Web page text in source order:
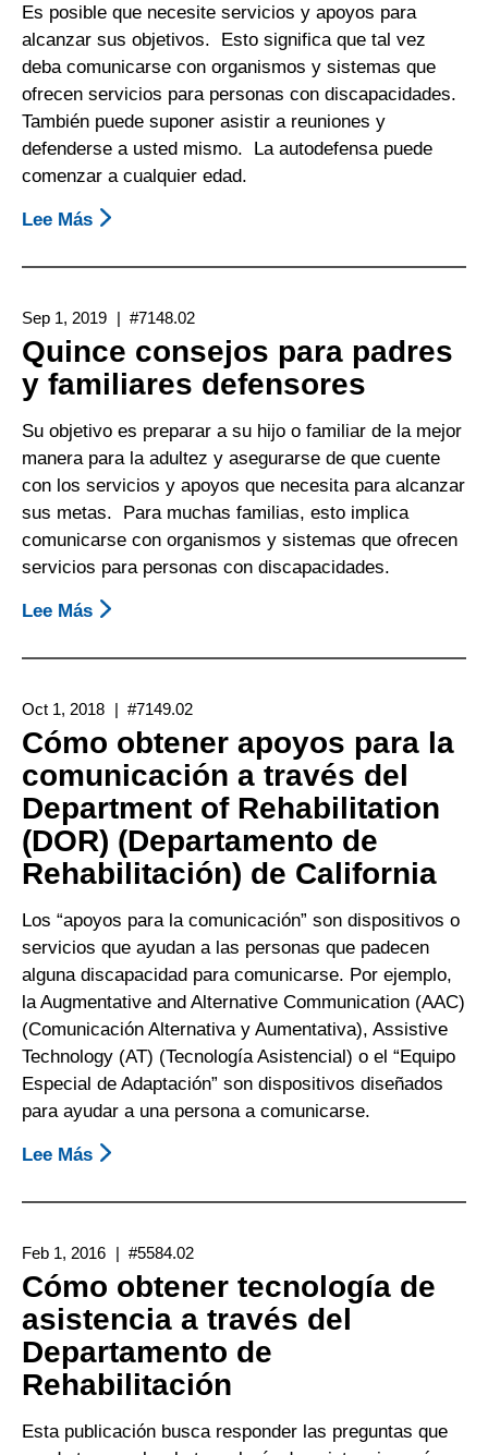
Rehabilitación
No
Están
Limitados
A
Trabajos
De
“nivel
Es posible que necesite servicios y apoyos para
alcanzar sus objetivos. Esto significa que tal vez
deba comunicarse con organismos y sistemas que
ofrecen servicios para personas con discapacidades.
También puede suponer asistir a reuniones y
defenderse a usted mismo. La autodefensa puede
comenzar a cualquier edad.
Lee Más Sobre
Consejos
Defenderse
A
Usted
Sep 1, 2019 #7148.02
Quince consejos para padres
y familiares defensores
Su objetivo es preparar a su hijo o familiar de la mejor
manera para la adultez y asegurarse de que cuente
con los servicios y apoyos que necesita para alcanzar
sus metas. Para muchas familias, esto implica
comunicarse con organismos y sistemas que ofrecen
servicios para personas con discapacidades.
Lee Más Sobre
Consejos
Padres
Y
Familiares
Defensores
Oct 1, 2018 #7149.02
Cómo obtener apoyos para la
comunicación a través del
Department of Rehabilitation
(DOR) (Departamento de
Rehabilitación) de California
Los “apoyos para la comunicación” son dispositivos o
servicios que ayudan a las personas que padecen
alguna discapacidad para comunicarse. Por ejemplo,
la Augmentative and Alternative Communication (AAC)
(Comunicación Alternativa y Aumentativa), Assistive
Technology (AT) (Tecnología Asistencial) o el “Equipo
Especial de Adaptación” son dispositivos diseñados
para ayudar a una persona a comunicarse.
Lee Más Sobre
Obtener
Para
La
Comunicación
A
Través
Del
Department
Feb 1, 2016 #5584.02
Cómo obtener tecnología de
asistencia a través del
Departamento de
Rehabilitación
Esta publicación busca responder las preguntas que